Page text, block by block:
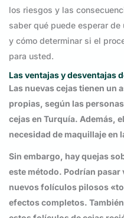
los riesgos y las
saber qué puede esperar
y cómo determinar si el
para usted.
Las ventajas y desventajas
Las nuevas cejas tienen un
propias, según las
cejas en Turquía. Además,
necesidad de maquillaje en
Sin embargo, hay quejas
este método. Podrían pasar
nuevos folículos pilosos
efectos completos.